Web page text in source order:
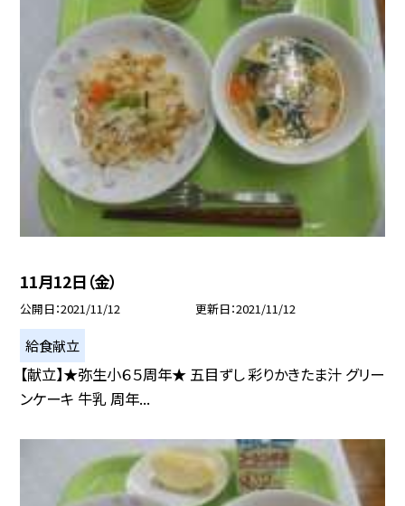
11月12日（金）
公開日 2021/11/12 更新日 2021/11/12
給食献立
【献立】★弥生小６５周年★ 五目ずし 彩りかきたま汁 グリー
ンケーキ 牛乳 周年...